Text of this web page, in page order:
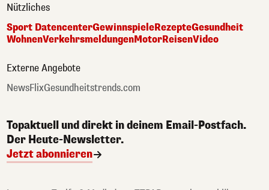
Nützliches
Sport DatencenterGewinnspieleRezepteGesundheit
WohnenVerkehrsmeldungenMotorReisenVideo
Externe Angebote
NewsFlixGesundheitstrends.com
Topaktuell und direkt in deinem Email-Postfach.
Der Heute-Newsletter.
Jetzt abonnieren